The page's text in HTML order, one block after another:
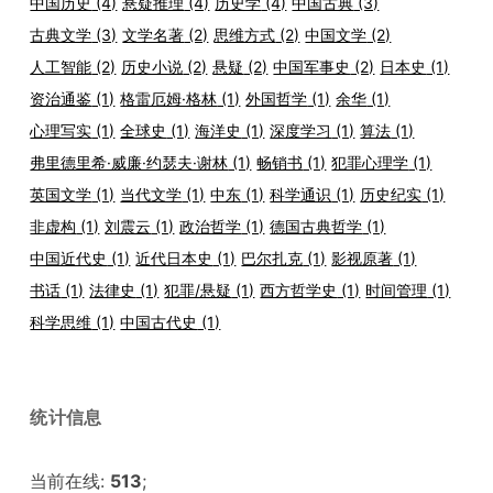
古典文学 (3) 文学名著 (2) 思维方式 (2) 中国文学 (2)
人工智能 (2) 历史小说 (2) 悬疑 (2) 中国军事史 (2) 日本史 (1)
资治通鉴 (1) 格雷厄姆·格林 (1) 外国哲学 (1) 余华 (1)
心理写实 (1) 全球史 (1) 海洋史 (1) 深度学习 (1) 算法 (1)
弗里德里希·威廉·约瑟夫·谢林 (1) 畅销书 (1) 犯罪心理学 (1)
英国文学 (1) 当代文学 (1) 中东 (1) 科学通识 (1) 历史纪实 (1)
非虚构 (1) 刘震云 (1) 政治哲学 (1) 德国古典哲学 (1)
中国近代史 (1) 近代日本史 (1) 巴尔扎克 (1) 影视原著 (1)
书话 (1) 法律史 (1) 犯罪/悬疑 (1) 西方哲学史 (1) 时间管理 (1)
科学思维 (1) 中国古代史 (1)
统计信息
当前在线: 513;